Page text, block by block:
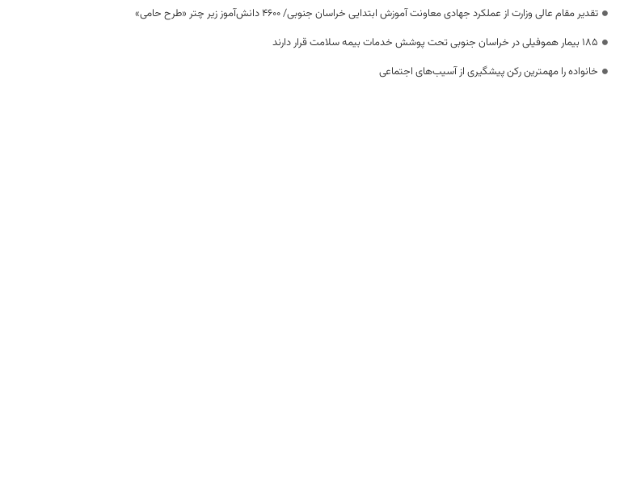
تقدیر مقام عالی وزارت از عملکرد جهادی معاونت آموزش ابتدایی خراسان جنوبی/ ۴۶۰۰ دانش‌آموز زیر چتر «طرح حامی»
۱۸۵ بیمار هموفیلی در خراسان جنوبی تحت پوشش خدمات بیمه سلامت قرار دارند
خانواده را مهمترین رکن پیشگیری از آسیب‌های اجتماعی